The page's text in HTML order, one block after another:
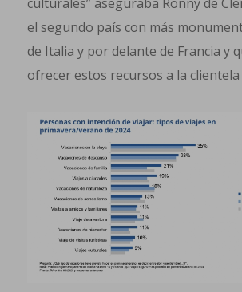
el segundo país con más
de Italia y por delante de Francia y
ofrecer estos recursos a la clientela